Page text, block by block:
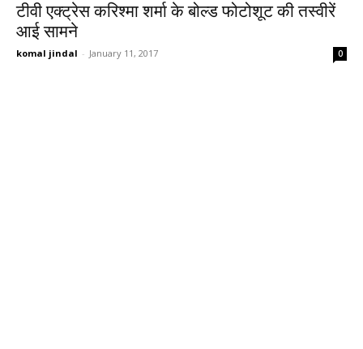
टीवी एक्ट्रेस करिश्मा शर्मा के बोल्ड फोटोशूट की तस्वीरें
आई सामने
komal jindal - January 11, 2017 0